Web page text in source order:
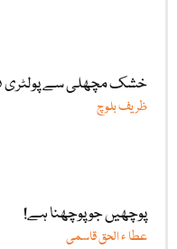
خشک مچھلی سے پولٹری
ظریف بلوچ
پوچھیں جو پوچھنا ہے!
عطا ء الحق قاسمی